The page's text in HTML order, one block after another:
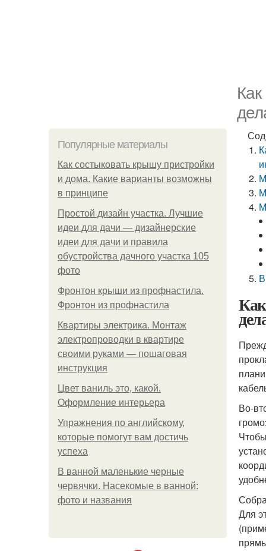
Популярные материалы
Как состыковать крышу пристройки
и дома. Какие варианты возможны
в принципе
Простой дизайн участка. Лучшие
идеи для дачи — дизайнерские
идеи для дачи и правила
обустройства дачного участка 105
фото
Фронтон крыши из профнастила.
Фронтон из профнастила
Квартиры электрика. Монтаж
электропроводки в квартире
своими руками — пошаговая
инструкция
Цвет ваниль это, какой.
Оформление интерьера
Упражнения по английскому,
которые помогут вам достичь
успеха
В ванной маленькие черные
червячки. Насекомые в ванной:
фото и названия
Во-
Для